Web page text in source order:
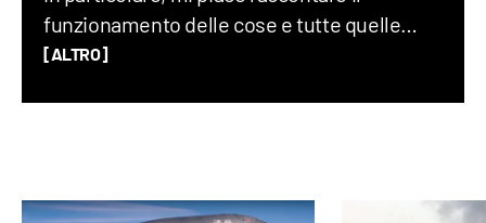
funzionamento delle cose e tutte quelle
storie assurde (ma vere) che accadono nel
guardare film, andare ai concerti e
[ALTRO]